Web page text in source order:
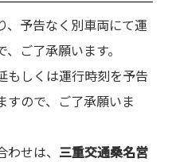
予告なく別車両にて運
ご了承願います。
しくは運行時刻を予告
すので、ご了承願いま
せは、 三重交通桑名営